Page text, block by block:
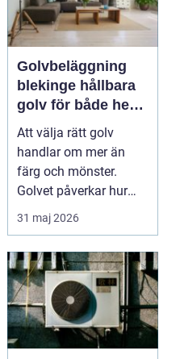
Golvbeläggning
blekinge hållbara
golv för både hem
och företag
Att välja rätt golv
handlar om mer än
färg och mönster.
Golvet påverkar hur
rummet upplevs, hur
31 maj 2026